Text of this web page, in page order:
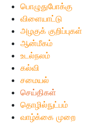
பொழுதுபோக்கு
விளையாட்டு
அழகுக் குறிப்புகள்
ஆன்மீகம்
உடல்நலம்
கல்வி
சமையல்
செய்திகள்
தொழில்நுட்பம்
வாழ்க்கை முறை